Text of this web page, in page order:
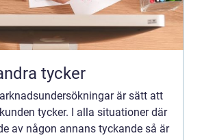
tycker
är sätt att
tycker. I alla situationer där
av någon annans tyckande så är